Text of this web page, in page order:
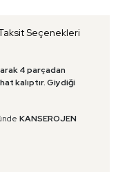
Seçenekleri
4 parçadan
kalıptır. Giydiği
KANSEROJEN